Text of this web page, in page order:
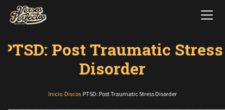
PTSD: Post Traumatic Stress
Disorder
Inicio Discos PTSD: Post Traumatic Stress Disorder